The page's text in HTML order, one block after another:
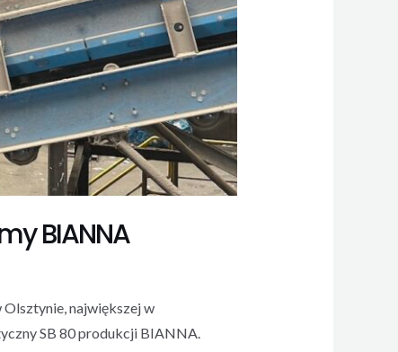
BIANNA
Olsztynie, największej w
SB 80 produkcji BIANNA.